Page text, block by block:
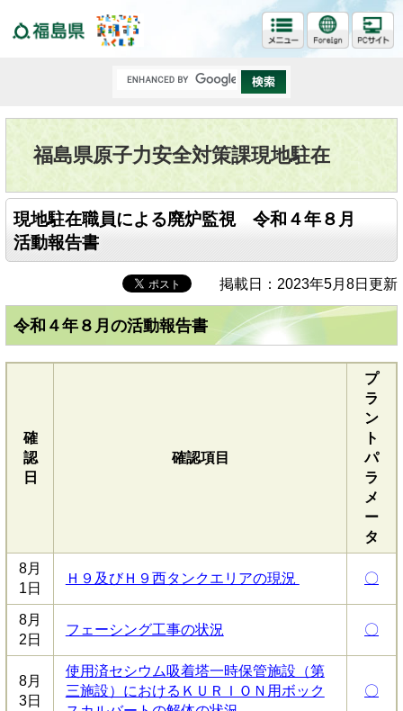
福島県原子力安全対策課現地駐在
現地駐在職員による廃炉監視 令和４年８月
活動報告書
掲載日：2023年5月8日更新
令和４年８月の活動報告書
確
認
日
確認項目
プ
ラ
ン
ト
パ
ラ
メ
ー
タ
8月
1日
Ｈ９及びＨ９西タンクエリアの現況 〇
8月
2日
フェーシング工事の状況 〇
8月
3日
使用済セシウム吸着塔一時保管施設（第
三施設）におけるＫＵＲＩＯＮ用ボック
〇